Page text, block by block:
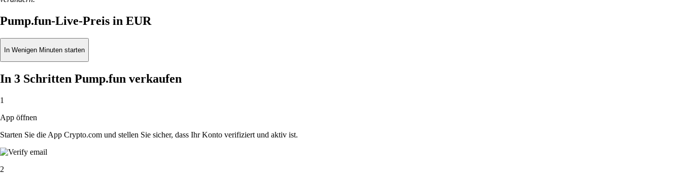
Pump.fun-Live-Preis in EUR
In Wenigen Minuten starten
In 3 Schritten Pump.fun verkaufen
1
App öffnen
Starten Sie die App Crypto.com und stellen Sie sicher, dass Ihr Konto verifiziert und aktiv ist.
2